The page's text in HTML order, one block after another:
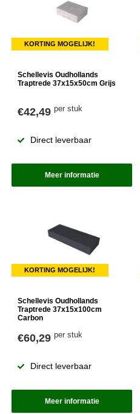
KORTING MOGELIJK!
Schellevis Oudhollands
Traptrede 37x15x50cm Grijs
€42,49 per stuk
Direct leverbaar
Meer informatie
KORTING MOGELIJK!
Schellevis Oudhollands
Traptrede 37x15x100cm
Carbon
€60,29 per stuk
Direct leverbaar
Meer informatie